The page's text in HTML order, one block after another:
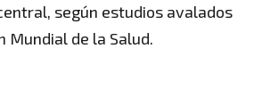
según estudios avalados
Mundial de la Salud.